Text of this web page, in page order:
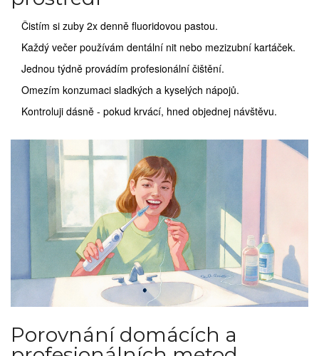
Čistím si zuby 2x denně fluoridovou pastou.
Každý večer používám dentální nit nebo mezizubní kartáček.
Jednou týdně provádím profesionální čištění.
Omezím konzumaci sladkých a kyselých nápojů.
Kontroluji dásně - pokud krvácí, hned objednej návštěvu.
Porovnání domácích a